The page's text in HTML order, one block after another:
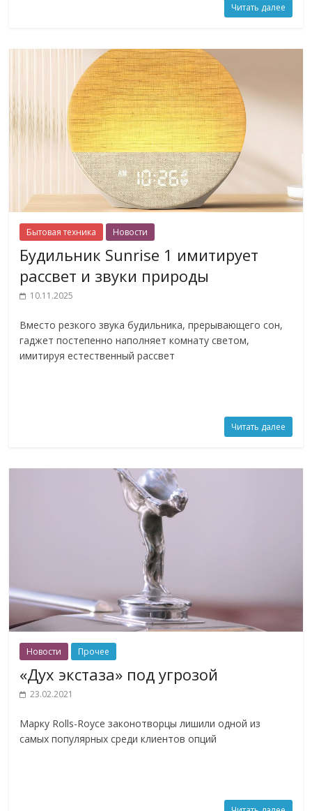
Читать далее
Бытовая техника Новости
Будильник Sunrise 1 имитирует
рассвет и звуки природы
10.11.2025
Вместо резкого звука будильника, прерывающего сон,
гаджет постепенно наполняет комнату светом,
имитируя естественный рассвет
Читать далее
Новости Прочее
«Дух экстаза» под угрозой
23.02.2021
Марку Rolls-Royce законотворцы лишили одной из
самых популярных среди клиентов опций